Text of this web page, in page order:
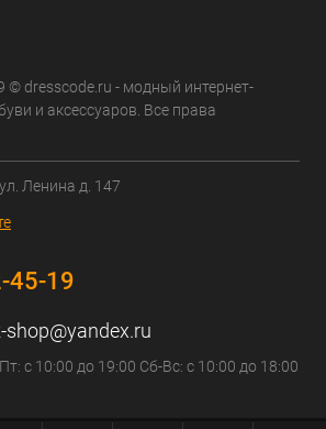
© dresscode.ru - модный интернет-
и аксессуаров. Все права
Ленина д. 147
45-19
shop@yandex.ru
с 10:00 до 19:00 Сб-Вс: с 10:00 до 18:00